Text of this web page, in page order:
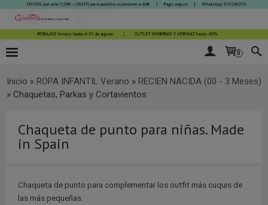
0
Inicio » ROPA INFANTIL Verano » RECIEN NACIDA (00 - 3 Meses)
» Chaquetas, Parkas y Cortavientos
Chaqueta de punto para niñas. Made
in Spain
Chaqueta de punto para complementar los outfit más cuquis de
las más pequeñas.